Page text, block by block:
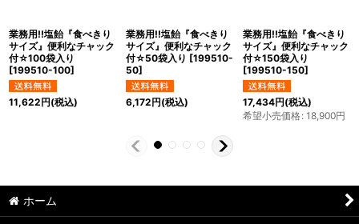
業務用!!塩飴『食べきり
サイズ』便利なチャック
付☆100袋入り
[199510-100]
11,622円(税込)
業務用!!塩飴『食べきり
サイズ』便利なチャック
付☆50袋入り [199510-
50]
6,172円(税込)
業務用!!塩飴『食べきり
サイズ』便利なチャック
付☆150袋入り
[199510-150]
17,434円(税込)
希望小売価格: 18,900円
ホーム